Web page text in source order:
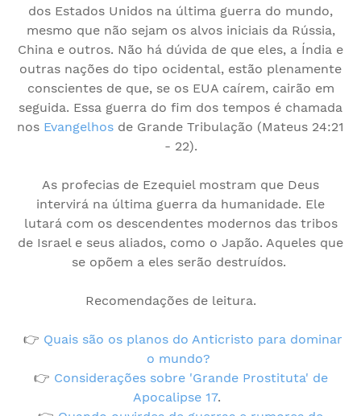
dos Estados Unidos na última guerra do mundo,
mesmo que não sejam os alvos iniciais da Rússia,
China e outros. Não há dúvida de que eles, a Índia e
outras nações do tipo ocidental, estão plenamente
conscientes de que, se os EUA caírem, cairão em
seguida. Essa guerra do fim dos tempos é chamada
nos Evangelhos de Grande Tribulação (Mateus 24:21
- 22).
As profecias de Ezequiel mostram que Deus
intervirá na última guerra da humanidade. Ele
lutará com os descendentes modernos das tribos
de Israel e seus aliados, como o Japão. Aqueles que
se opõem a eles serão destruídos.
Recomendações de leitura.
👉 Quais são os planos do Anticristo para dominar
o mundo?
👉 Considerações sobre 'Grande Prostituta' de
Apocalipse 17.